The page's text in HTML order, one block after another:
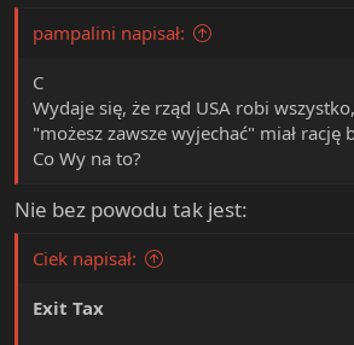
pampalini napisał:
C
Wydaje się, że rząd USA robi
"możesz zawsze wyjechać" miał rację
Co Wy na to?
Nie bez powodu tak jest:
Ciek napisał:
Exit Tax